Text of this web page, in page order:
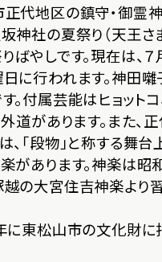
代地区の鎮守・御霊
神社の夏祭り（天王さ
ばやしです。現在は、
に行われます。神田
。付属芸能はヒョットコ
外道があります。また、
、「段物」と称する舞台
があります。神楽は昭
の大宮住吉神楽より
東松山市の文化財に